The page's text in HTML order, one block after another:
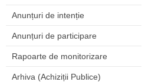
Anunțuri de intenție
Anunțuri de participare
Rapoarte de monitorizare
Arhiva (Achiziții Publice)